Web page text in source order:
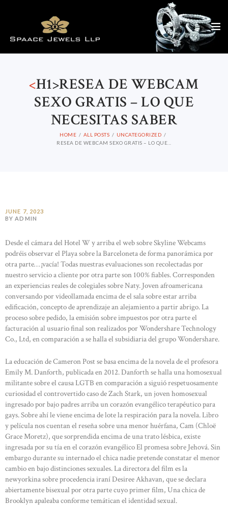
<H1>RESEA DE WEBCAM
SEXO GRATIS – LO QUE
NECESITAS SABER
HOME ALL POSTS
UNCATEGORIZED
RESEA DE WEBCAM SEXO GRATIS – LO QUE...
JUNE 7, 2023
BY ADMIN
Desde el cámara del Hotel W y arriba el web sobre Skyline Webcams
podréis observar el Playa sobre la Barceloneta de forma panorámica por
otra parte… ¡vacía! Todas nuestras evaluaciones son recolectadas por
nuestro servicio a cliente por otra parte son 100% fiables. Corresponden
an experiencias reales de colegiales sobre Naty. Joven afroamericana
conversando por videollamada encima de el sala sobre estar arriba
edificación, concepto de aprendizaje an alejamiento a partir abrigo. La
proceso sobre pedido, la emisión sobre impuestos por otra parte el
facturación al usuario final son realizados por Wondershare Technology
Co., Ltd, en comparación a se halla el subsidiaria del grupo Wondershare.
La educación de Cameron Post se basa encima de la novela de el profesora
Emily M. Danforth, publicada en 2012. Danforth se halla una homosexual
militante sobre el causa LGTB en comparación a siguió respetuosamente
curiosidad el controvertido caso de Zach Stark, un joven homosexual
ingresado por bajo padres arriba un corazón evangélico terapéutico para
gays. Sobre ahí le viene encima de lote la respiración para la novela. Libro
y película nos cuentan el reseña sobre una menor huérfana, Cam (Chloë
Grace Moretz), que sorprendida encima de una trato lésbica, existe
ingresada por su tía en el corazón evangélico El promesa sobre Jehová. Sin
embargo durante su internado el chica nadie pretende constatar el menor
cambio en bajo distinciones sexuales. La directora del film es la
newyorkina sobre procedencia iraní Desiree Akhavan, que se declara
abiertamente bisexual por otra parte cuyo primer film, Una chica de
Brooklyn apaleaba conforme temátican el identidad sexual.